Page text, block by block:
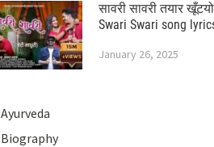
सावरी सावरी तयार खूँटयो
Swari Swari song
January 26, 2025
Ayurveda
Biography